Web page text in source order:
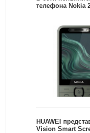
телефона Nokia
HUAWEI
Vision Smart